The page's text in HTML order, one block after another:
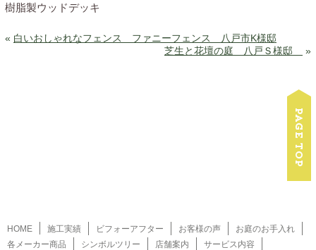
樹脂製ウッドデッキ
« 白いおしゃれなフェンス ファニーフェンス 八戸市K様邸
芝生と花壇の庭 八戸Ｓ様邸
»
HOME 施工実績 ビフォーアフター お客様の声
お庭のお手入れ
各メーカー商品
シンボルツリー 店舗案内
サービス内容